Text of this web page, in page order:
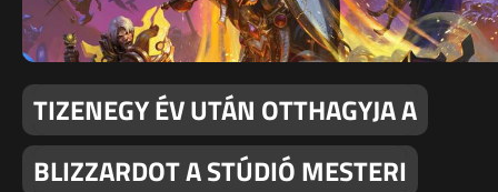
TIZENEGY ÉV UTÁN OTTHAGYJA A
BLIZZARDOT A STÚDIÓ MESTERI